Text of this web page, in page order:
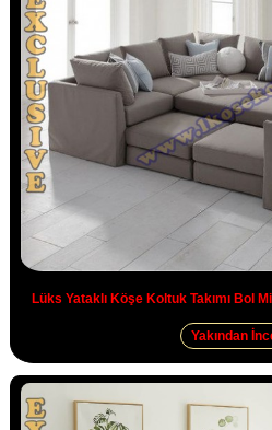
Lüks Yataklı Köşe Koltuk Takımı Bol
Yakından